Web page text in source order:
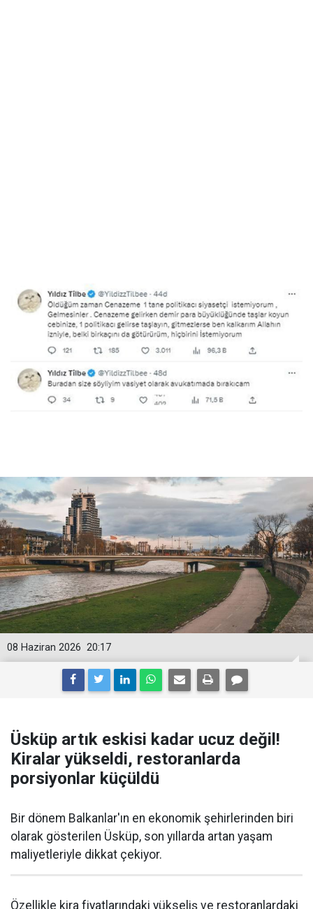
20:17
08 Haziran 2026
Üsküp artık eskisi kadar ucuz değil!
Kiralar yükseldi, restoranlarda
porsiyonlar küçüldü
Bir dönem Balkanlar'ın en ekonomik şehirlerinden biri
olarak gösterilen Üsküp, son yıllarda artan yaşam
maliyetleriyle dikkat çekiyor.
Özellikle kira fiyatlarındaki yükseliş ve restoranlardaki